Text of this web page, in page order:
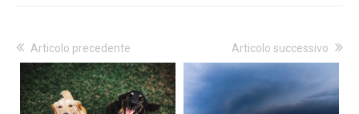
Articolo precedente Articolo successivo